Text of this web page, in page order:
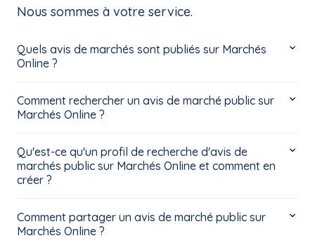
Nous sommes à votre service.
Quels avis de marchés sont publiés sur Marchés
Online ?
Comment rechercher un avis de marché public sur
Marchés Online ?
Qu'est-ce qu'un profil de recherche d'avis de
marchés public sur Marchés Online et comment en
créer ?
Comment partager un avis de marché public sur
Marchés Online ?